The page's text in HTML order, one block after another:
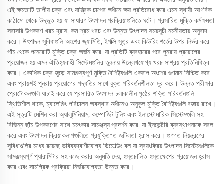
এই ক্ষমতাটি তাপীয় চক্র এবং যান্ত্রিক চাপের অধীনে ক্ষয় প্রতিরোধ করে এমন স্থায়ী আণবিক
কাঠামো থেকে উদ্ভূত হয় যা সাধারণ উৎপাদন প্রক্রিয়াগুলিতে ঘটে। প্রসারিত মুক্তি কর্মক্ষমতা
সরাসরি উপকরণ খরচ হ্রাস, কম শ্রম খরচ এবং উন্নত উৎপাদন সময়সূচী নমনীয়তায় অনুবাদ
করে। উৎপাদন সুবিধাগুলি অংশের জ্যামিতি, ইপক্সি সূত্র এবং কিউরিং শর্তের উপর নির্ভর করে
পাঁচ থেকে পনেরোটি মুক্তি চক্র অর্জন করে, যা প্রতিটি ব্যবহারের পরে পুনরায় প্রয়োগের
প্রয়োজন হয় এমন ঐতিহ্যবাহী সিস্টেমগুলির তুলনায় উল্লেখযোগ্য খরচ সাশ্রয় প্রতিনিধিত্ব
করে। একাধিক চক্র জুড়ে সামঞ্জস্যপূর্ণ মুক্তি বৈশিষ্ট্যগুলি একরূপ অংশের গুণমান নিশ্চিত করে
এবং প্রায়শই পুনরায় প্রয়োগের পদ্ধতির সাথে যুক্ত পরিবর্তনশীলতা দূর করে। উন্নত পরীক্ষার
প্রোটোকলগুলি যাচাই করে যে প্রসারিত উৎপাদন চলাকালীন পৃষ্ঠের শক্তি পরিবর্তনগুলি
স্থিতিশীল থাকে, চ্যালেঞ্জিং পরিচালন অবস্থার অধীনেও অনুকূল মুক্তি বৈশিষ্ট্যগুলি বজায় রাখে।
এই সূত্রটি মেশিন করা অ্যালুমিনিয়াম, কম্পোজিট টুলিং এবং ইলাস্টোমারিক সিস্টেমগুলি সহ
বিভিন্ন ছাঁচ উপকরণের সাথে চমৎকার সামঞ্জস্য প্রদর্শন করে, যা ইনভেন্টরি ব্যবস্থাপনাকে সরল
করে এবং উৎপাদন ক্রিয়াকলাপগুলিতে প্রযুক্তিগত জটিলতা হ্রাস করে। গুণগত নিয়ন্ত্রণের
সুবিধাগুলির মধ্যে রয়েছে ভবিষ্যদ্বাণীযোগ্য ডিমোল্ডিং বল যা স্বয়ংক্রিয় উৎপাদন সিস্টেমগুলিকে
সামঞ্জস্যপূর্ণ প্যারামিটার সহ কাজ করার অনুমতি দেয়, হস্তচালিত হস্তক্ষেপের প্রয়োজন হ্রাস
করে এবং সামগ্রিক প্রক্রিয়া নির্ভরযোগ্যতা উন্নত করে।